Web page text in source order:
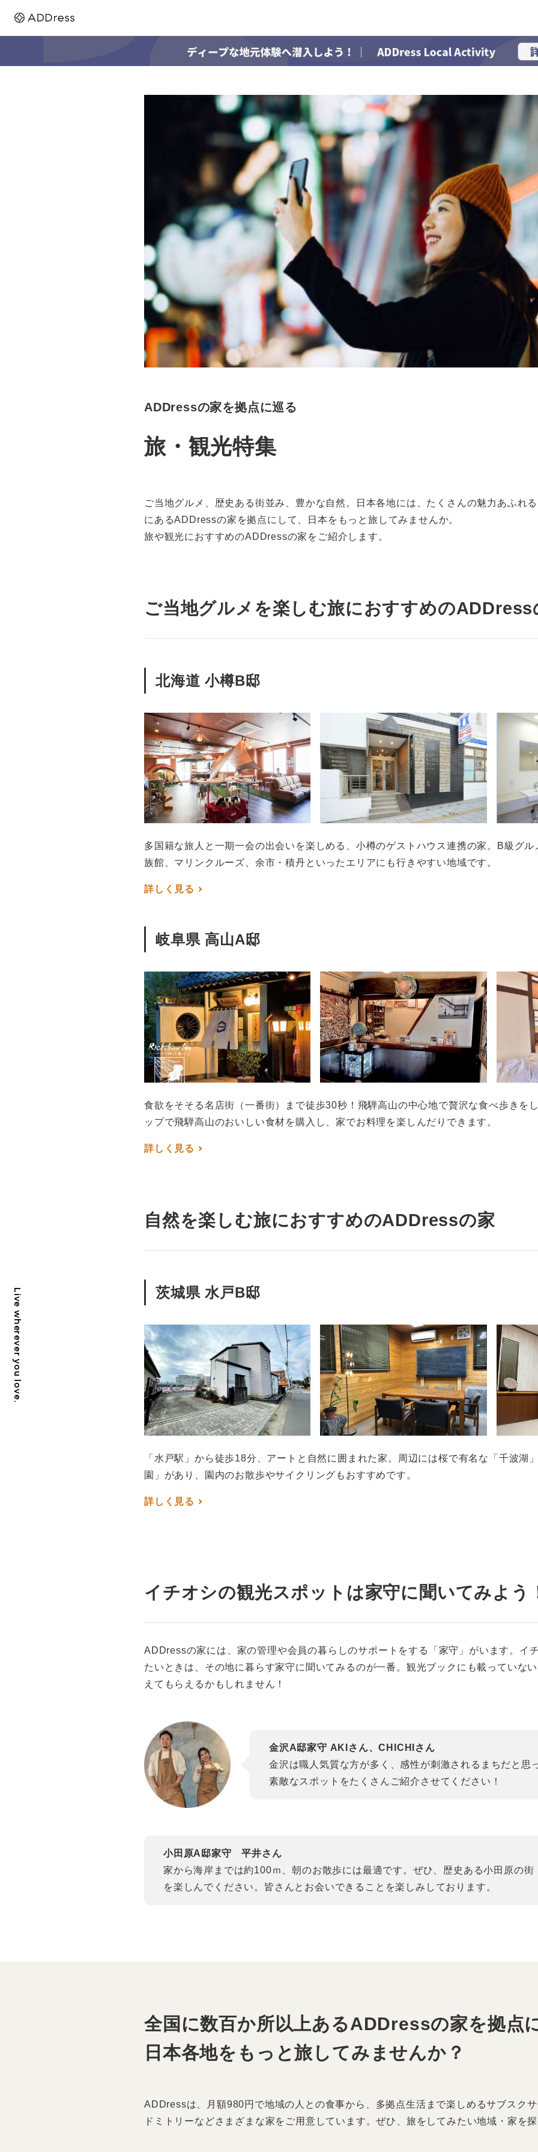
Live wherever you love.
ADDressの家を拠点に巡る
旅・観光特集
ご当地グルメ、歴史ある街並み、豊かな自然。日本各地には、たくさんの魅力あふれ
にあるADDressの家を拠点にして、日本をもっと旅してみませんか。
旅や観光におすすめのADDressの家をご紹介します。
ご当地グルメを楽しむ旅におすすめのADDress
北海道 小樽B邸
多国籍な旅人と一期一会の出会いを楽しめる、小樽のゲストハウス連携の家。B級グ
族館、マリンクルーズ、余市・積丹といったエリアにも行きやすい地域です。
詳しく見る
岐阜県 高山A邸
食欲をそそる名店街（一番街）まで徒歩30秒！飛騨高山の中心地で贅沢な食べ歩きを
ップで飛騨高山のおいしい食材を購入し、家でお料理を楽しんだりできます。
詳しく見る
自然を楽しむ旅におすすめのADDressの家
茨城県 水戸B邸
「水戸駅」から徒歩18分、アートと自然に囲まれた家。周辺には桜で有名な「千波湖
園」があり、園内のお散歩やサイクリングもおすすめです。
詳しく見る
イチオシの観光スポットは家守に聞いてみよう
ADDressの家には、家の管理や会員の暮らしのサポートをする「家守」がいます。イ
たいときは、その地に暮らす家守に聞いてみるのが一番。観光ブックにも載っていな
えてもらえるかもしれません！
金沢A邸家守 AKIさん、CHICHIさん
金沢は職人気質な方が多く、感性が刺激されるまちだと思
素敵なスポットをたくさんご紹介させてください！
小田原A邸家守 平井さん
家から海岸までは約100ｍ、朝のお散歩には最適です。ぜひ、歴史ある小田原の街
を楽しんでください。皆さんとお会いできることを楽しみしております。
全国に数百か所以上あるADDressの家を拠点
日本各地をもっと旅してみませんか？
ADDressは、月額980円で地域の人との食事から、多拠点生活まで楽しめるサブスク
ドミトリーなどさまざまな家をご用意しています。ぜひ、旅をしてみたい地域・家を